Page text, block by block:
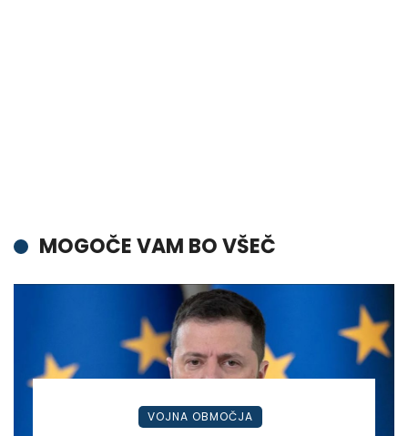
MOGOČE VAM BO VŠEČ
VOJNA OBMOČJA